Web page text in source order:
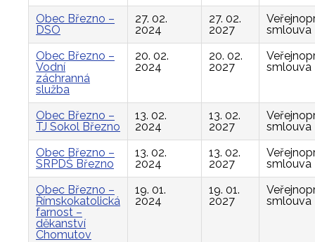
Obec Březno –
DSO
27. 02.
2024
27. 02.
2027
smlouva
Obec Březno –
Vodní
záchranná
služba
20. 02.
2024
20. 02.
2027
smlouva
Obec Březno –
TJ Sokol Březno
13. 02.
2024
13. 02.
2027
smlouva
Obec Březno –
SRPDŠ Březno
13. 02.
2024
13. 02.
2027
smlouva
Obec Březno –
Římskokatolická
farnost –
děkanství
Chomutov
19. 01.
2024
19. 01.
2027
smlouva